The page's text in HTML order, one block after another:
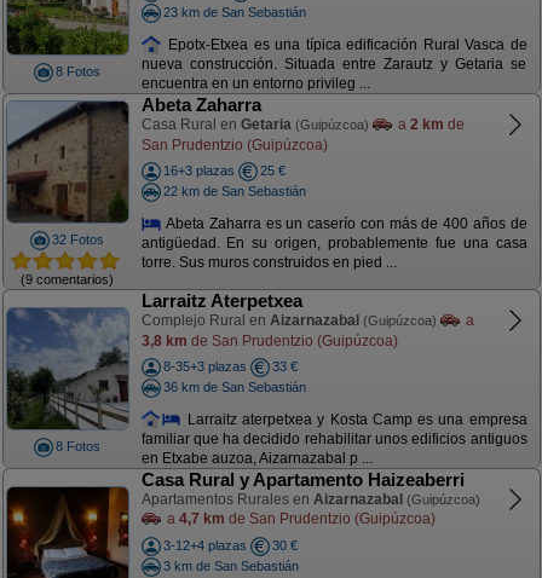
8 Fotos
23 km de San Sebastián
Epotx-Etxea es una típica edificación Rural Vasca de
nueva construcción. Situada entre Zarautz y Getaria se
encuentra en un entorno privileg ...
32 Fotos
(9 comentarios)
Abeta Zaharra
Casa Rural en Getaria (Guipúzcoa) a 2 km de
San Prudentzio (Guipúzcoa)
16+3 plazas
25 €
22 km de San Sebastián
Abeta Zaharra es un caserío con más de 400 años de
antigüedad. En su origen, probablemente fue una casa
torre. Sus muros construidos en pied ...
8 Fotos
Larraitz Aterpetxea
Complejo Rural en Aizarnazabal (Guipúzcoa)
a
3,8 km de San Prudentzio (Guipúzcoa)
8-35+3 plazas
33 €
36 km de San Sebastián
Larraitz aterpetxea y Kosta Camp es una empresa
familiar que ha decidido rehabilitar unos edificios antiguos
en Etxabe auzoa, Aizarnazabal p ...
Casa Rural y Apartamento Haizeaberri
Apartamentos Rurales en Aizarnazabal (Guipúzcoa)
a 4,7 km de San Prudentzio (Guipúzcoa)
3-12+4 plazas
30 €
3 km de San Sebastián